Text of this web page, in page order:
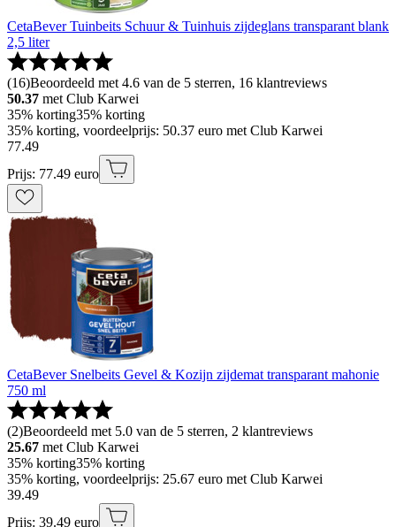
CetaBever Tuinbeits Schuur & Tuinhuis zijdeglans transparant blank
2,5 liter
(16)Beoordeeld met 4.6 van de 5 sterren, 16 klantreviews
50.37 met Club Karwei
35% korting35% korting
35% korting, voordeelprijs: 50.37 euro met Club Karwei
77.49
Prijs: 77.49 euro
CetaBever Snelbeits Gevel & Kozijn zijdemat transparant mahonie
750 ml
(2)Beoordeeld met 5.0 van de 5 sterren, 2 klantreviews
25.67 met Club Karwei
35% korting35% korting
35% korting, voordeelprijs: 25.67 euro met Club Karwei
39.49
Prijs: 39.49 euro